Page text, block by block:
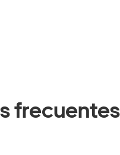
frecuentes